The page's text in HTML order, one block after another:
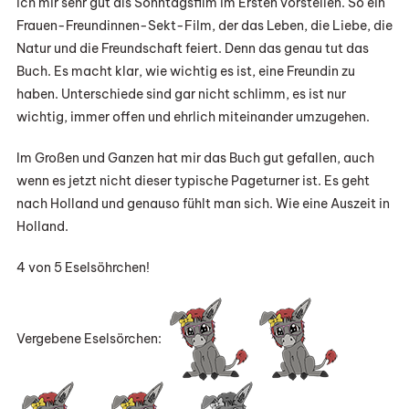
Frauen-Freundinnen-Sekt-Film, der das Leben, die Liebe, die
Natur und die Freundschaft feiert. Denn das genau tut das
Buch. Es macht klar, wie wichtig es ist, eine Freundin zu
haben. Unterschiede sind gar nicht schlimm, es ist nur
wichtig, immer offen und ehrlich miteinander umzugehen.
Im Großen und Ganzen hat mir das Buch gut gefallen, auch
wenn es jetzt nicht dieser typische Pageturner ist. Es geht
nach Holland und genauso fühlt man sich. Wie eine Auszeit in
Holland.
4 von 5 Eselsöhrchen!
Vergebene Eselsörchen: